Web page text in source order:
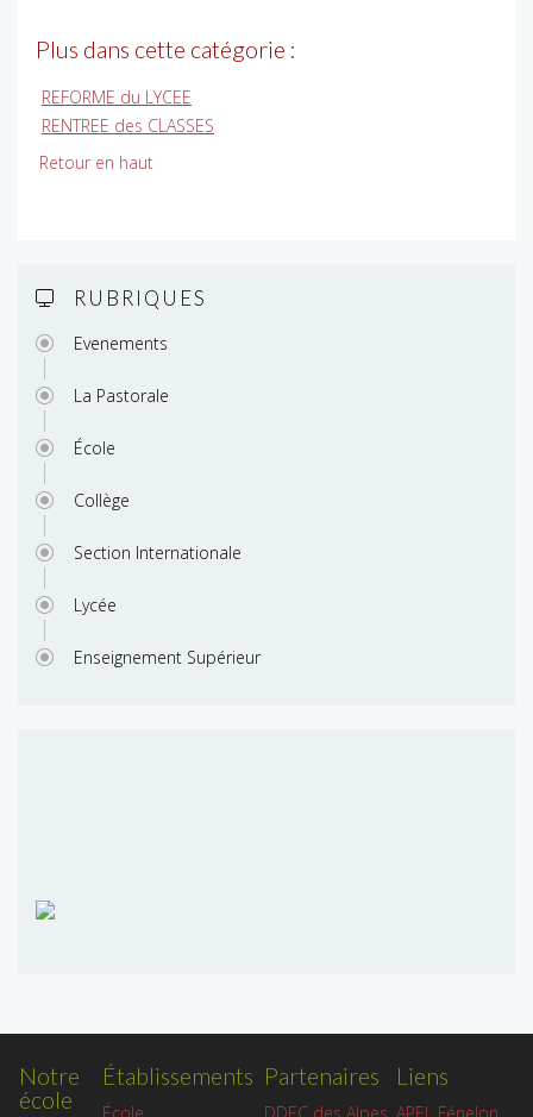
Plus dans cette catégorie :
REFORME du LYCEE
RENTREE des CLASSES
Retour en haut
RUBRIQUES
Evenements
La Pastorale
École
Collège
Section Internationale
Lycée
Enseignement Supérieur
Notre
école
Établissements Partenaires Liens